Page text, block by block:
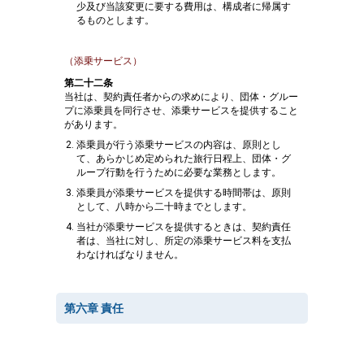
少及び当該変更に要する費用は、構成者に帰属す
るものとします。
（添乗サービス）
第二十二条
当社は、契約責任者からの求めにより、団体・グルー
プに添乗員を同行させ、添乗サービスを提供すること
があります。
添乗員が行う添乗サービスの内容は、原則とし
て、あらかじめ定められた旅行日程上、団体・グ
ループ行動を行うために必要な業務とします。
添乗員が添乗サービスを提供する時間帯は、原則
として、八時から二十時までとします。
当社が添乗サービスを提供するときは、契約責任
者は、当社に対し、所定の添乗サービス料を支払
わなければなりません。
第六章 責任